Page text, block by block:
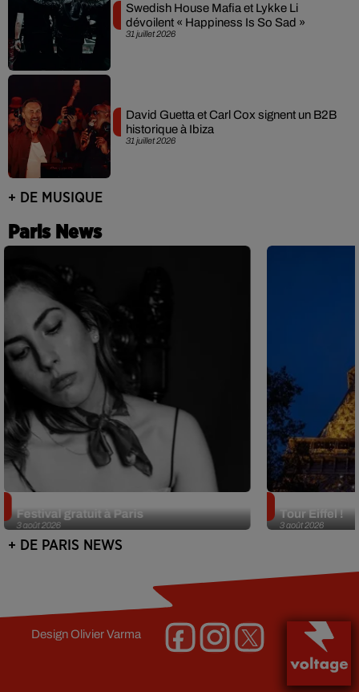
31 juillet 2026
Swedish House Mafia et Lykke Li
dévoilent « Happiness Is So Sad »
31 juillet 2026
David Guetta et Carl Cox signent un B2B
historique à Ibiza
+ DE MUSIQUE
Paris News
3 août 2026
Festival gratuit à Paris
3 août 2026
Tour Eiffel !
+ DE PARIS NEWS
DesignOlivier Varma